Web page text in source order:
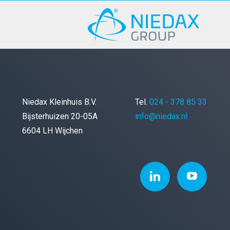
Niedax Kleinhuis B.V.
Bijsterhuizen 20-05A
6604 LH Wijchen
Tel. 024 - 378 85 33
info@niedax.nl